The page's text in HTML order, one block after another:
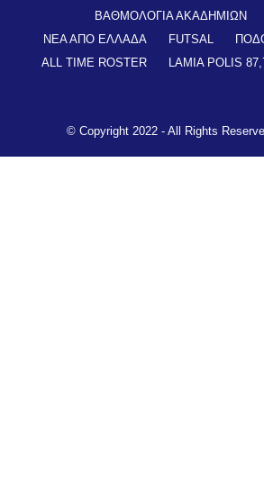
ΒΑΘΜΟΛΟΓΙΑ ΑΚΑΔΗΜΙΩΝ
ΝΕΑ ΑΠΟ ΕΛΛΑΔΑ
FUTSAL
ALL TIME ROSTER
LAMIA POLIS
© Copyright 2022 - All Rights